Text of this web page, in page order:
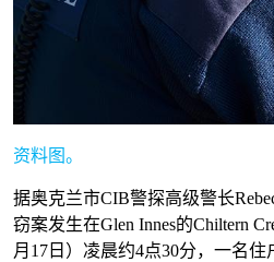
资料图。
据奥克兰市CIB警探高级警长
窃案发生在Glen Innes的Chiltern
月17日）凌晨约4点30分，一名